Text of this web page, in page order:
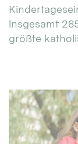
insgesamt
größte